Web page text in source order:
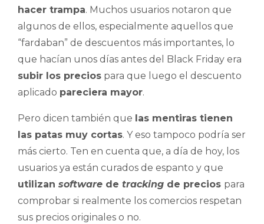
hacer trampa. Muchos usuarios notaron que
algunos de ellos, especialmente aquellos que
“fardaban” de descuentos más importantes, lo
que hacían unos días antes del Black Friday era
subir los precios para que luego el descuento
aplicado pareciera mayor.
Pero dicen también que las mentiras tienen
las patas muy cortas. Y eso tampoco podría ser
más cierto. Ten en cuenta que, a día de hoy, los
usuarios ya están curados de espanto y que
utilizan software de tracking de precios para
comprobar si realmente los comercios respetan
sus precios originales o no.